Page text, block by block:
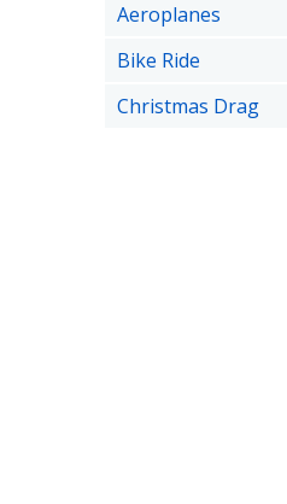
Aeroplanes
Bike Ride
Christmas Drag